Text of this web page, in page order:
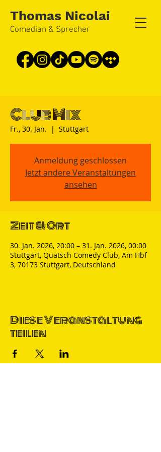
Thomas Nicolai
Comedian & Sprecher
Club Mix
Fr., 30. Jan.
  |
Stuttgart
Anmeldung geschlossen
Jetzt andere Veranstaltungen
ansehen
Zeit & Ort
30. Jan. 2026, 20:00 – 31. Jan. 2026, 00:00
Stuttgart, Quatsch Comedy Club, Am Hbf
3, 70173 Stuttgart, Deutschland
Diese Veranstaltung
teilen